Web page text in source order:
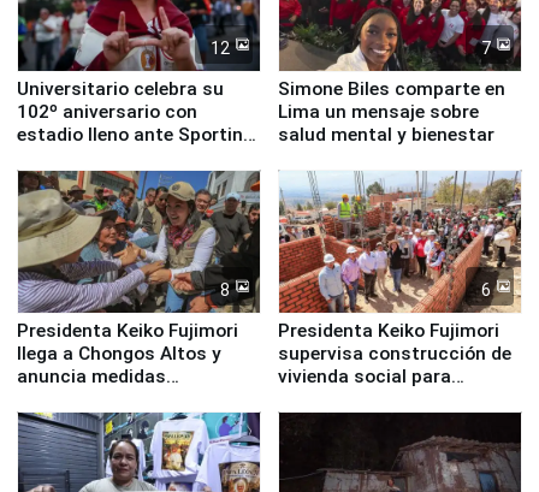
12
Universitario celebra su
102º aniversario con
estadio lleno ante Sporting
7
Simone Biles comparte en
Lima un mensaje sobre
salud mental y bienestar
8
Presidenta Keiko Fujimori
llega a Chongos Altos y
anuncia medidas
educación, salud y empleo
6
Presidenta Keiko Fujimori
supervisa construcción de
vivienda social para